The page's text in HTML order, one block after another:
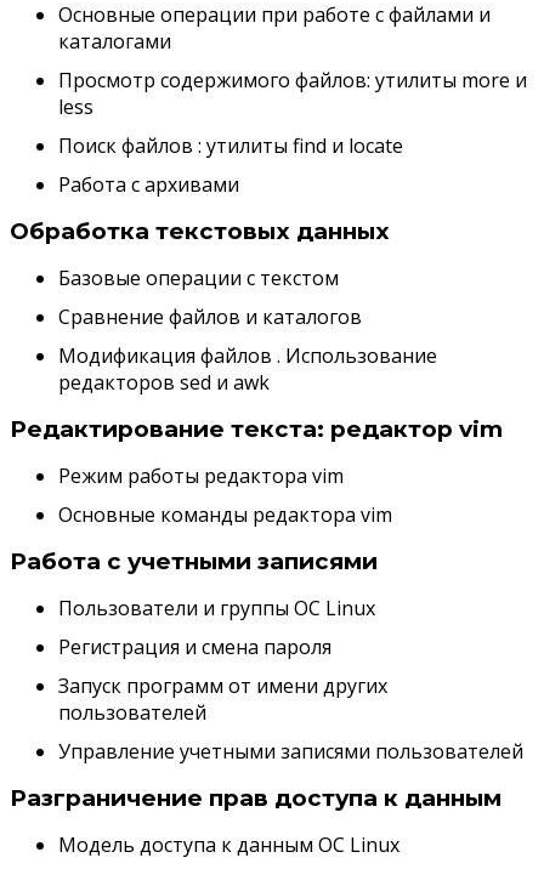
Основные операции при работе с файлами и
каталогами
Просмотр содержимого файлов: утилиты more и
less
Поиск файлов : утилиты find и locate
Работа с архивами
Обработка текстовых данных
Базовые операции с текстом
Сравнение файлов и каталогов
Модификация файлов . Использование
редакторов sed и awk
Редактирование текста: редактор vim
Режим работы редактора vim
Основные команды редактора vim
Работа с учетными записями
Пользователи и группы OC Linux
Регистрация и смена пароля
Запуск программ от имени других
пользователей
Управление учетными записями пользователей
Разграничение прав доступа к данным
Модель доступа к данным OC Linux